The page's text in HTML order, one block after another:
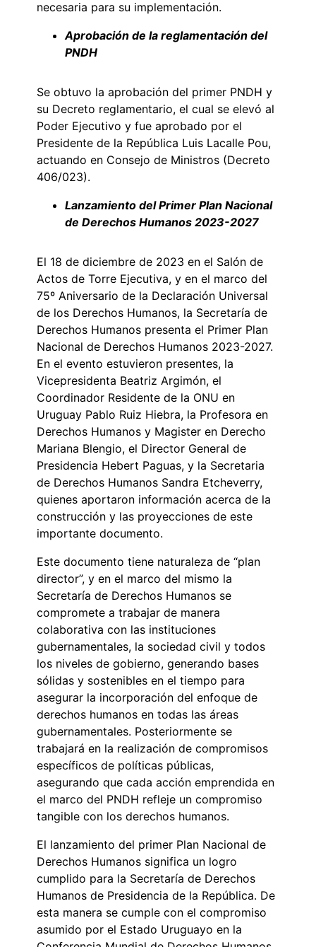
necesaria para su implementación.
Aprobación de la reglamentación del
PNDH
Se obtuvo la aprobación del primer PNDH y
su Decreto reglamentario, el cual se elevó al
Poder Ejecutivo y fue aprobado por el
Presidente de la República Luis Lacalle Pou,
actuando en Consejo de Ministros (Decreto
406/023).
Lanzamiento del Primer Plan Nacional
de Derechos Humanos 2023-2027
El 18 de diciembre de 2023 en el Salón de
Actos de Torre Ejecutiva, y en el marco del
75º Aniversario de la Declaración Universal
de los Derechos Humanos, la Secretaría de
Derechos Humanos presenta el Primer Plan
Nacional de Derechos Humanos 2023-2027.
En el evento estuvieron presentes, la
Vicepresidenta Beatriz Argimón, el
Coordinador Residente de la ONU en
Uruguay Pablo Ruiz Hiebra, la Profesora en
Derechos Humanos y Magister en Derecho
Mariana Blengio, el Director General de
Presidencia Hebert Paguas, y la Secretaria
de Derechos Humanos Sandra Etcheverry,
quienes aportaron información acerca de la
construcción y las proyecciones de este
importante documento.
Este documento tiene naturaleza de “plan
director”, y en el marco del mismo la
Secretaría de Derechos Humanos se
compromete a trabajar de manera
colaborativa con las instituciones
gubernamentales, la sociedad civil y todos
los niveles de gobierno, generando bases
sólidas y sostenibles en el tiempo para
asegurar la incorporación del enfoque de
derechos humanos en todas las áreas
gubernamentales. Posteriormente se
trabajará en la realización de compromisos
específicos de políticas públicas,
asegurando que cada acción emprendida en
el marco del PNDH refleje un compromiso
tangible con los derechos humanos.
El lanzamiento del primer Plan Nacional de
Derechos Humanos significa un logro
cumplido para la Secretaría de Derechos
Humanos de Presidencia de la República. De
esta manera se cumple con el compromiso
asumido por el Estado Uruguayo en la